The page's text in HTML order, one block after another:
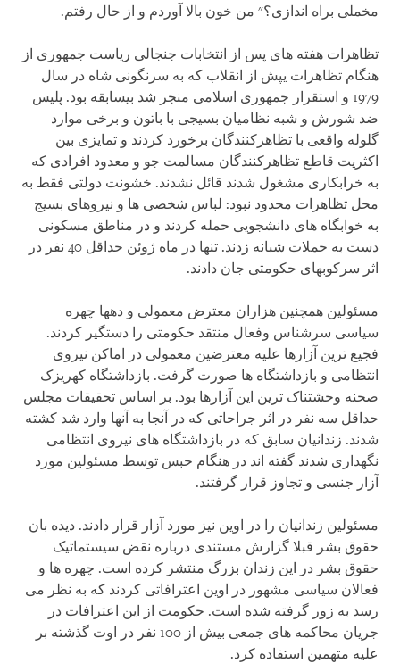
مخملی براه اندازی؟" من خون بالا آوردم و از حال رفتم.
تظاهرات هفته های پس از انتخابات جنجالی ریاست جمهوری از
هنگام تظاهرات یپش از انقلاب که به سرنگونی شاه در سال
1979 و استقرار جمهوری اسلامی منجر شد بیسابقه بود. پلیس
ضد شورش و شبه نظامیان بسیجی با باتون و برخی موارد
گلوله واقعی با تظاهرکنندگان برخورد کردند و تمایزی بین
اکثریت قاطع تظاهرکنندگان مسالمت جو و معدود افرادی که
به خرابکاری مشغول شدند قائل نشدند. خشونت دولتی فقط به
محل تظاهرات محدود نبود: لباس شخصی ها و نیروهای بسیج
به خوابگاه های دانشجویی حمله کردند و در مناطق مسکونی
دست به حملات شبانه زدند. تنها در ماه ژوئن حداقل 40 نفر در
اثر سرکوبهای حکومتی جان دادند.
مسئولین همچنین هزاران معترض معمولی و دهها چهره
سیاسی سرشناس وفعال منتقد حکومتی را دستگیر کردند.
فجیع ترین آزارها علیه معترضین معمولی در اماکن نیروی
انتظامی و بازداشتگاه ها صورت گرفت. بازداشتگاه کهریزک
صحنه وحشتناک ترین این آزارها بود. بر اساس تحقیقات مجلس
حداقل سه نفر در اثر جراحاتی که در آنجا به آنها وارد شد کشته
شدند. زندانیان سابق که در بازداشتگاه های نیروی انتظامی
نگهداری شدند گفته اند در هنگام حبس توسط مسئولین مورد
آزار جنسی و تجاوز قرار گرفتند.
مسئولین زندانیان را در اوین نیز مورد آزار قرار دادند. دیده بان
حقوق بشر قبلا گزارش مستندی درباره نقض سیستماتیک
حقوق بشر در این زندان بزرگ منتشر کرده است. چهره ها و
فعالان سیاسی مشهور در اوین اعترافاتی کردند که به نظر می
رسد به زور گرفته شده است. حکومت از این اعترافات در
جریان محاکمه های جمعی بیش از 100 نفر در اوت گذشته بر
علیه متهمین استفاده کرد.